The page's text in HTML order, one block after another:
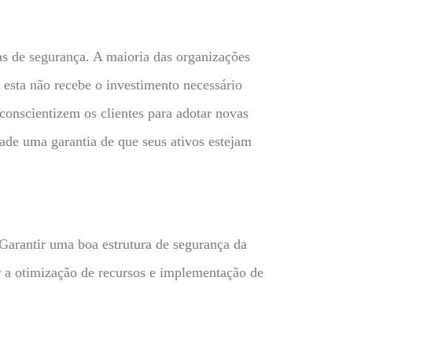
segurança. A maioria das organizações
não recebe o investimento necessário
os clientes para adotar novas
uma garantia de que seus ativos estejam
uma boa estrutura de segurança da
otimização de recursos e implementação de